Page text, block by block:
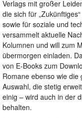
Verlags mit großer
die sich für
sowie für soziale und
versammelt aktuelle
Kolumnen und will zum
übermorgen einladen.
von E-Books zum
Romane ebenso wie
Auswahl, die stetig
einig – wird auch in der
behalten.